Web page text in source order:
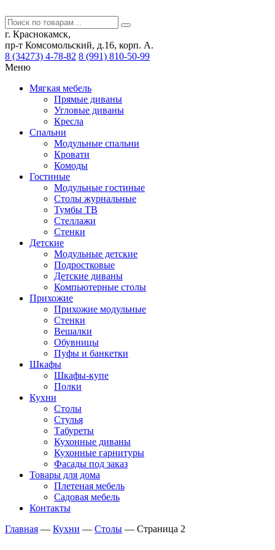
г. Краснокамск,
пр-т Комсомольский, д.16, корп. А.
8 (34273) 4-78-82 8 (991) 810-50-99
Меню
Мягкая мебель
Прямые диваны
Угловые диваны
Кресла
Спальни
Модульные спальни
Кровати
Комоды
Гостиные
Модульные гостиные
Столы журнальные
Тумбы ТВ
Стеллажи
Стенки
Детские
Модульные детские
Подростковые
Детские диваны
Компьютерные столы
Прихожие
Прихожие модульные
Стенки
Вешалки
Обувницы
Пуфы и банкетки
Шкафы
Шкафы-купе
Полки
Кухни
Столы
Стулья
Табуреты
Кухонные диваны
Кухонные гарнитуры
Фасады под заказ
Товары для дома
Плетеная мебель
Садовая мебель
Контакты
Главная — Кухни — Столы — Страница 2